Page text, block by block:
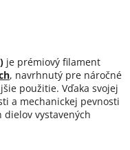
je prémiový filament
, navrhnutý pre náročné
použitie. Vďaka svojej
a mechanickej pevnosti
vystavených